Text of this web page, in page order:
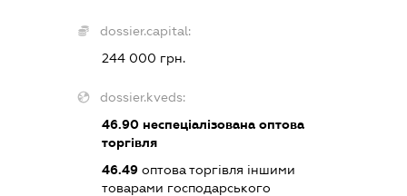
dossier.capital:
244 000 грн.
dossier.kveds:
46.90неспеціалізована оптова
торгівля
46.49оптова торгівля іншими
товарами господарського